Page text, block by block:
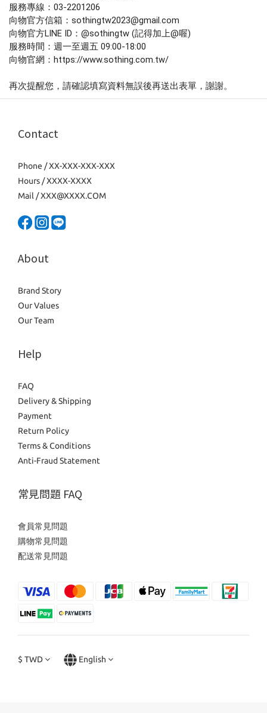
服務專線：03-2201206
向物官方信箱：sothingtw2023@gmail.com
向物官方LINE ID：@sothingtw (記得加上@喔)
服務時間：週一至週五 09:00-18:00
向物官網：https://www.sothing.com.tw/
再次提醒您，請確認填寫資料無誤後再送出表單，謝謝。
Contact
Phone / XX-XXX-XXX-XXX
Hours / XXXX-XXXX
Mail / XXX@XXXX.COM
About
Brand Story
Our Values
Our Team
Help
FAQ
Delivery & Shipping
Payment
Return Policy
Terms & Conditions
Anti-Fraud Statement
常見問題 FAQ
會員常見問題
購物常見問題
配送常見問題
$ TWD English